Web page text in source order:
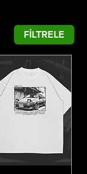
FİLTRELE